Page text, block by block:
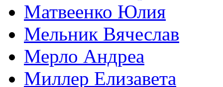
Матвеенко Юлия
Мельник Вячеслав
Мерло Андреа
Миллер Елизавета